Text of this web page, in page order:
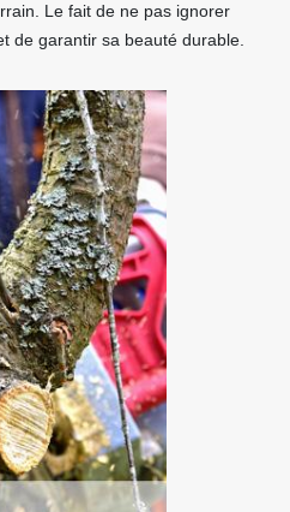
Le fait de ne pas ignorer
de garantir sa beauté durable.